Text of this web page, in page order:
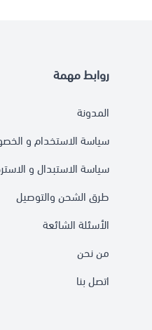
روابط مهمة
المدونة
سياسة الاستخدام و
سياسة الاستبدال و
طرق الشحن والتوصيل
الأسئلة الشائعة
من نحن
اتصل بنا